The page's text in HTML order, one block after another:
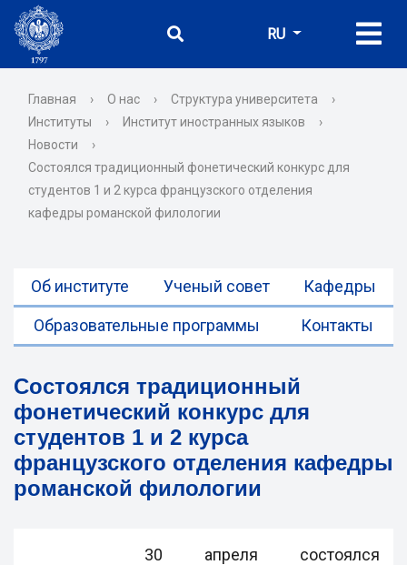
RU
Главная › О нас › Структура университета
›
Институты
› Институт иностранных языков
›
Новости
›
Состоялся традиционный фонетический конкурс для
студентов 1 и 2 курса французского отделения
кафедры романской филологии
Об институте Ученый совет Кафедры
Образовательные программы Контакты
Состоялся традиционный
фонетический конкурс для
студентов 1 и 2 курса
французского отделения кафедры
романской филологии
30 апреля состоялся